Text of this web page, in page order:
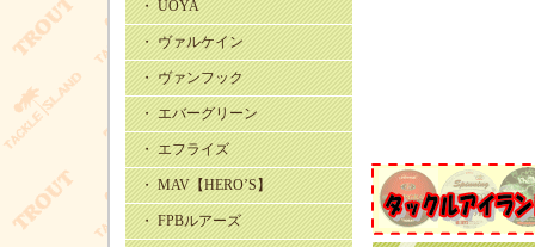
・ UOYA
・ ヴァルケイン
・ ヴァンフック
・ エバーグリーン
・ エフライズ
・ MAV【HERO’S】
・ FPBルアーズ